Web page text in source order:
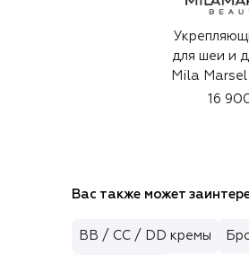
для шеи и
Mila Marsel
16
Вас также может
BB / CC / DD кремы